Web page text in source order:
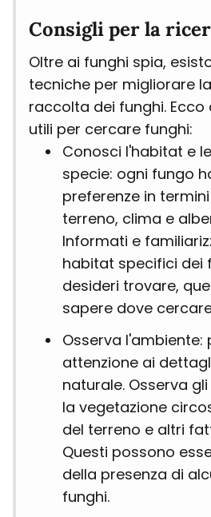
Consigli per la
Oltre ai funghi spia,
tecniche per migliorare
raccolta dei funghi. Ecco
utili per cercare funghi:
Conosci l'habitat e
specie: ogni fungo
preferenze in
terreno, clima e
Informati e
habitat specifici dei
desideri trovare,
sapere dove
Osserva l'ambiente:
attenzione ai
naturale. Osserva
la vegetazione
del terreno e altri
Questi possono
della presenza di
funghi.